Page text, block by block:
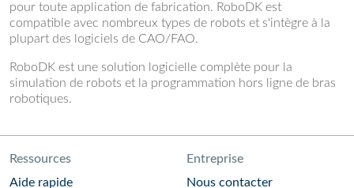
pour toute application de fabrication. RoboDK est
compatible avec nombreux types de robots et s'intègre à la
plupart des logiciels de CAO/FAO.
RoboDK est une solution logicielle complète pour la
simulation de robots et la programmation hors ligne de bras
robotiques.
Ressources
Aide rapide
Entreprise
Nous contacter